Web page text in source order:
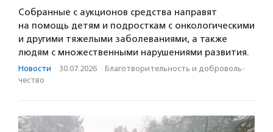
Собранные с аукционов средства направят
на помощь детям и подросткам с онкологическими
и другими тяжелыми заболеваниями, а также
людям с множественными нарушениями развития.
Новости · 30.07.2026 · Благотвори­тель­ность и доброволь­
чест­во